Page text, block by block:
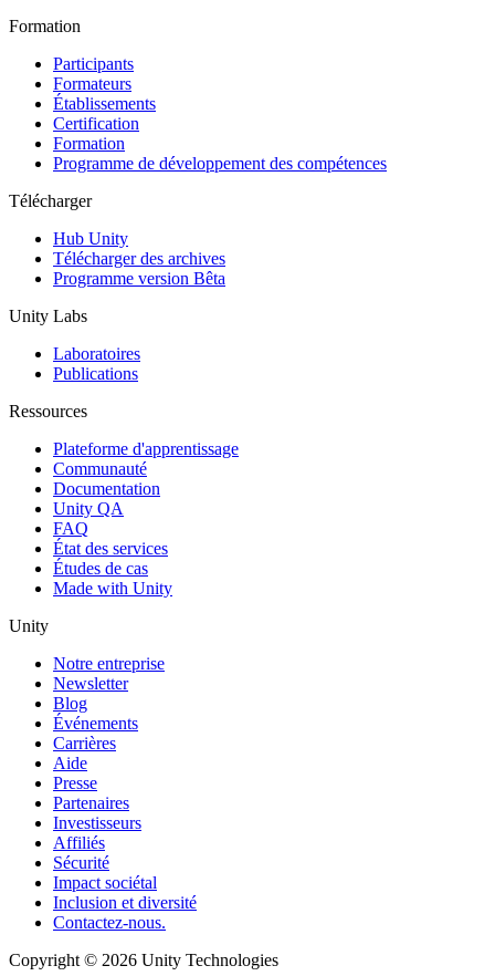
Formation
Participants
Formateurs
Établissements
Certification
Formation
Programme de développement des compétences
Télécharger
Hub Unity
Télécharger des archives
Programme version Bêta
Unity Labs
Laboratoires
Publications
Ressources
Plateforme d'apprentissage
Communauté
Documentation
Unity QA
FAQ
État des services
Études de cas
Made with Unity
Unity
Notre entreprise
Newsletter
Blog
Événements
Carrières
Aide
Presse
Partenaires
Investisseurs
Affiliés
Sécurité
Impact sociétal
Inclusion et diversité
Contactez-nous.
Copyright © 2026 Unity Technologies